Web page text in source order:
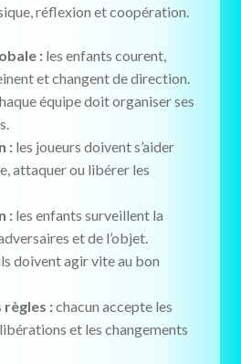
réflexion et coopération.
:les enfants courent,
et changent de direction.
équipe doit organiser ses
:les joueurs doivent s’aider
attaquer ou libérer les
:les enfants surveillent la
et de l’objet.
doivent agir vite au bon
règles :chacun accepte les
et les changements